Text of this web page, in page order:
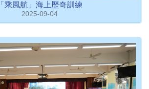
「乘風航」海上歷奇訓練
2025-09-04